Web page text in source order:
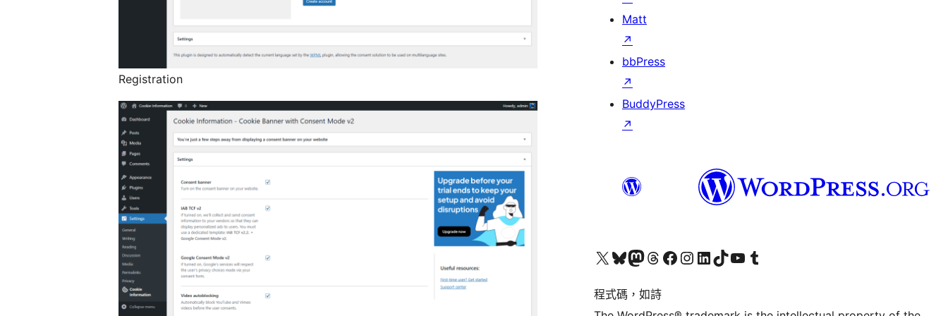
Registration
Matt
↗
bbPress
↗
BuddyPress
↗
查看我們的 X (之前的 Twitter) 帳號造訪我們的 Bluesky 帳號造訪我們的 Mastodon 帳號造訪我們的 Threads 帳號 造訪我們的 Facebook 粉絲專頁Visit our Instagram account
Visit our LinkedIn account
造訪我們的 TikTok 帳號Visit our YouTube channel
造訪我們的 Tumblr 帳號
程式碼，如詩